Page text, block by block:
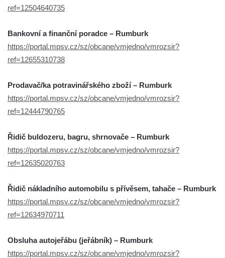
ref=12504640735
Bankovní a finanční poradce – Rumburk
https://portal.mpsv.cz/sz/obcane/vmjedno/vmrozsir?
ref=12655310738
Prodavač/ka potravinářského zboží – Rumburk
https://portal.mpsv.cz/sz/obcane/vmjedno/vmrozsir?
ref=12444790765
Řidič buldozeru, bagru, shrnovače – Rumburk
https://portal.mpsv.cz/sz/obcane/vmjedno/vmrozsir?
ref=12635020763
Řidič nákladního automobilu s přívěsem, tahače – Rumburk
https://portal.mpsv.cz/sz/obcane/vmjedno/vmrozsir?
ref=12634970711
Obsluha autojeřábu (jeřábník) – Rumburk
https://portal.mpsv.cz/sz/obcane/vmjedno/vmrozsir?